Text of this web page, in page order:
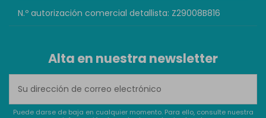
N.º autorización comercial detallista: Z29008B816
Alta en nuestra newsletter
Puede darse de baja en cualquier momento. Para ello, consulte nuestra